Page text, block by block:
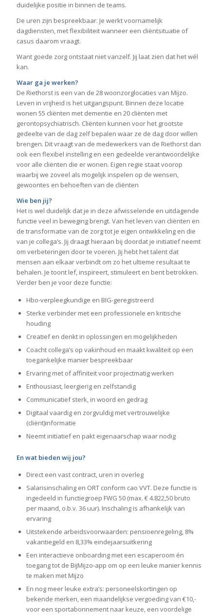
duidelijke positie in binnen de teams.
De uren zijn bespreekbaar. Je werkt voornamelijk
dagdiensten, met flexibiliteit wanneer een cliëntsituatie of
casus daarom vraagt.
Want goede zorg ontstaat niet vanzelf. Jij laat zien dat het wél
kan.
Waar ga je werken?
De Riethorst is een van de 28 woonzorglocaties van Mijzo.
Leven in vrijheid is het uitgangspunt. Binnen deze locatie
wonen 55 cliënten met dementie en 20 cliënten met
gerontopsychiatrisch. Cliënten kunnen voor het grootste
gedeelte van de dag zelf bepalen waar ze de dag door willen
brengen. Dit vraagt van de medewerkers van de Riethorst dan
ook een flexibel instelling en een gedeelde verantwoordelijke
voor alle cliënten die er wonen. Eigen regie staat voorop
waarbij we zoveel als mogelijk inspelen op de wensen,
gewoontes en behoeften van de cliënten
Wie ben jij?
Het is wel duidelijk dat je in deze afwisselende en uitdagende
functie veel in beweging brengt. Van het leven van cliënten en
de transformatie van de zorg tot je eigen ontwikkeling en die
van je collega’s. Jij draagt hieraan bij doordat je initiatief neemt
om verbeteringen door te voeren. Jij hebt het talent dat
mensen aan elkaar verbindt om zo het ultieme resultaat te
behalen. Je toont lef, inspireert, stimuleert en bent betrokken.
Verder ben je voor deze functie:
Hbo-verpleegkundige en BIG-geregistreerd
Sterke verbinder met een professionele en kritische
houding
Creatief en denkt in oplossingen en mogelijkheden
Coacht collega’s op vakinhoud en maakt kwaliteit op een
toegankelijke manier bespreekbaar
Ervaring met of affiniteit voor projectmatig werken
Enthousiast, leergierig en zelfstandig
Communicatief sterk, in woord en gedrag
Digitaal vaardig en zorgvuldig met vertrouwelijke
(cliënt)informatie
Neemt initiatief en pakt eigenaarschap waar nodig
En wat bieden wij jou?
Direct een vast contract, uren in overleg
Salarisinschaling en ORT conform cao VVT. Deze functie is
ingedeeld in functiegroep FWG 50 (max. € 4.822,50 bruto
per maand, o.b.v. 36 uur). Inschaling is afhankelijk van
ervaring
Uitstekende arbeidsvoorwaarden: pensioenregeling, 8%
vakantiegeld en 8,33% eindejaarsuitkering
Een interactieve onboarding met een escaperoom én
toegang tot de BijMijzo-app om op een leuke manier kennis
te maken met Mijzo
En nog meer leuke extra’s: personeelskortingen op
bekende merken, een maandelijkse vergoeding van €10,-
voor een sportabonnement naar keuze, een voordelige